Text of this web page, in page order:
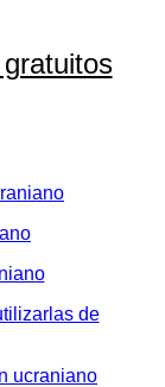
de
ucraniano